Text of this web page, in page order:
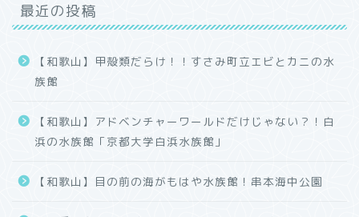
最近の投稿
【和歌山】甲殻類だらけ！！すさみ町立エビとカニの水
族館
【和歌山】アドベンチャーワールドだけじゃない？！白
浜の水族館「京都大学白浜水族館」
【和歌山】目の前の海がもはや水族館！串本海中公園
ホーム
プロフィール